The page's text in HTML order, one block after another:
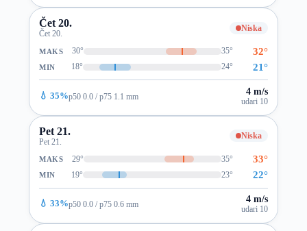
Čet 20.
Čet 20.
Niska
MAKS 30° 35° 32°
MIN 18° 24° 21°
💧 35%p50 0.0 / p75 1.1 mm 4 m/s
udari 10
Pet 21.
Pet 21.
Niska
MAKS 29° 35° 33°
MIN 19° 23° 22°
💧 33%p50 0.0 / p75 0.6 mm 4 m/s
udari 10